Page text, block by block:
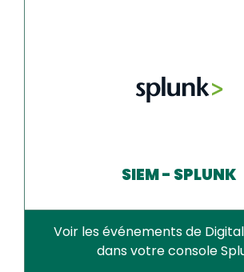
SIEM - SPLUNK
Voir les événements de
dans votre console